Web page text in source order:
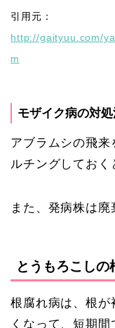
引用元：
http://gaityuu.com/
m
モザイク病の対
アブラムシの飛来
ルチングしておく
また、発病株は廃
とうもろこしの
根腐れ病は、根が
くなって、短期